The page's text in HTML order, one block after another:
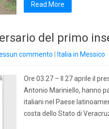
Read More
del primo
commento Italia in Messico
Ore 03.27 – Il 27 aprile il
Antonio Mariniello, hanno
italiani nel Paese
costa dello Stato di